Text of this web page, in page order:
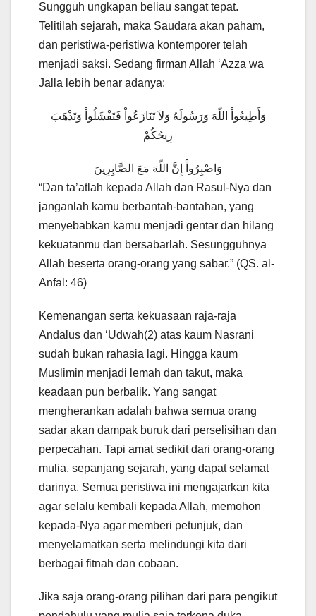
Sungguh ungkapan beliau sangat tepat.
Telitilah sejarah, maka Saudara akan paham,
dan peristiwa-peristiwa kontemporer telah
menjadi saksi. Sedang firman Allah ‘Azza wa
Jalla lebih benar adanya:
وَأَطِيعُواْ اللّهَ وَرَسُولَهُ وَلاَ تَنَازَعُواْ فَتَفْشَلُواْ وَتَذْهَبَ
رِيحُكُمْ
وَاصْبِرُواْ إِنَّ اللّهَ مَعَ الصَّابِرِينَ
“Dan ta’atlah kepada Allah dan Rasul-Nya dan
janganlah kamu berbantah-bantahan, yang
menyebabkan kamu menjadi gentar dan hilang
kekuatanmu dan bersabarlah. Sesungguhnya
Allah beserta orang-orang yang sabar.” (QS. al-
Anfal: 46)
Kemenangan serta kekuasaan raja-raja
Andalus dan ‘Udwah(2) atas kaum Nasrani
sudah bukan rahasia lagi. Hingga kaum
Muslimin menjadi lemah dan takut, maka
keadaan pun berbalik. Yang sangat
mengherankan adalah bahwa semua orang
sadar akan dampak buruk dari perselisihan dan
perpecahan. Tapi amat sedikit dari orang-orang
mulia, sepanjang sejarah, yang dapat selamat
darinya. Semua peristiwa ini mengajarkan kita
agar selalu kembali kepada Allah, memohon
kepada-Nya agar memberi petunjuk, dan
menyelamatkan serta melindungi kita dari
berbagai fitnah dan cobaan.
Jika saja orang-orang pilihan dari para pengikut